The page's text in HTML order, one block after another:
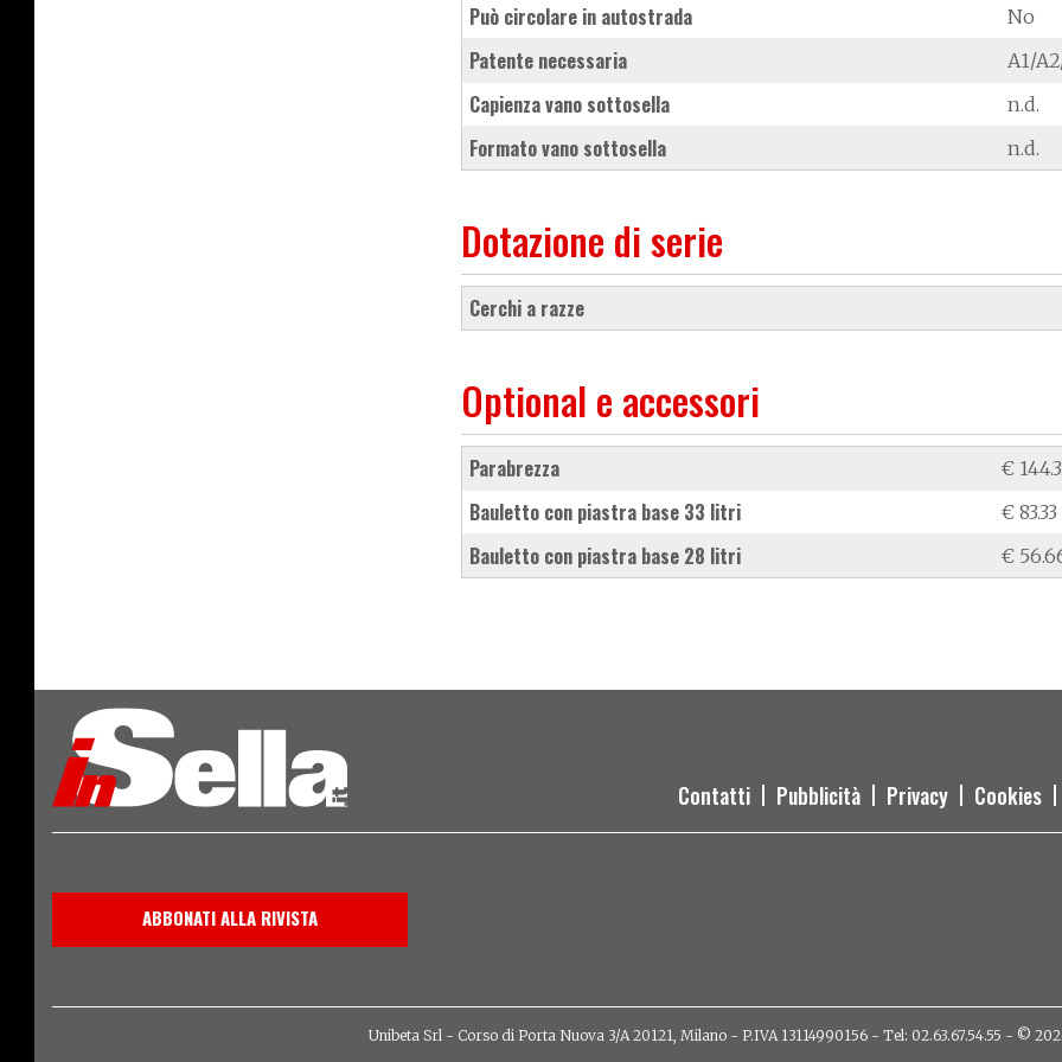
Può circolare in autostrada No
Patente necessaria A1/
Capienza vano sottosella n.d.
Formato vano sottosella n.d.
Dotazione di serie
cerchi a razze
Optional e accessori
parabrezza €
bauletto con piastra base 33 litri € 83.33
bauletto con piastra base 28 litri €
Contatti Pubblicità Privacy Cookies
ABBONATI ALLA RIVISTA
Unibeta Srl - Corso di Porta Nuova 3/A 20121, Milano - P.IVA 13114990156 - Tel: 02.63.67.54.55 - ©